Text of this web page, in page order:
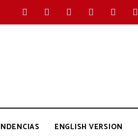
ENGLISH VERSION